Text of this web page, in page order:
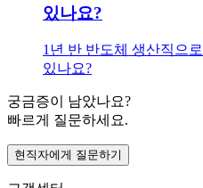
있나요?
1년 반 반도체 생산직으
있나요?
궁금증이 남았나요?
빠르게 질문하세요.
현직자에게 질문하기